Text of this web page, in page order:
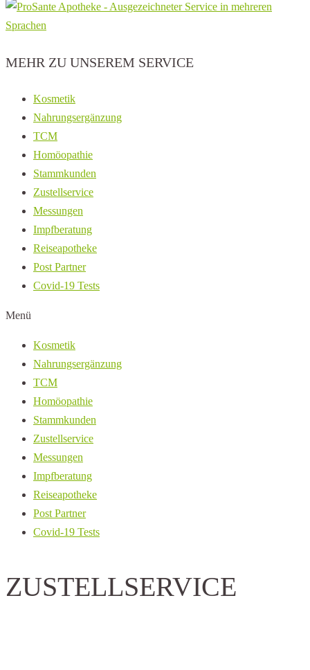
MEHR ZU UNSEREM SERVICE
Kosmetik
Nahrungsergänzung
TCM
Homöopathie
Stammkunden
Zustellservice
Messungen
Impfberatung
Reiseapotheke
Post Partner
Covid-19 Tests
Menü
Kosmetik
Nahrungsergänzung
TCM
Homöopathie
Stammkunden
Zustellservice
Messungen
Impfberatung
Reiseapotheke
Post Partner
Covid-19 Tests
ZUSTELLSERVICE